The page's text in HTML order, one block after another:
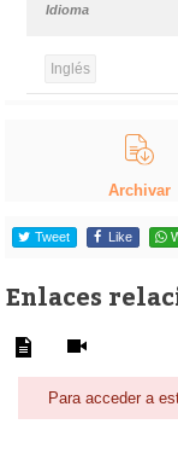
Idioma
Inglés
Archivar
Tweet Like
Enlaces
Para acceder a